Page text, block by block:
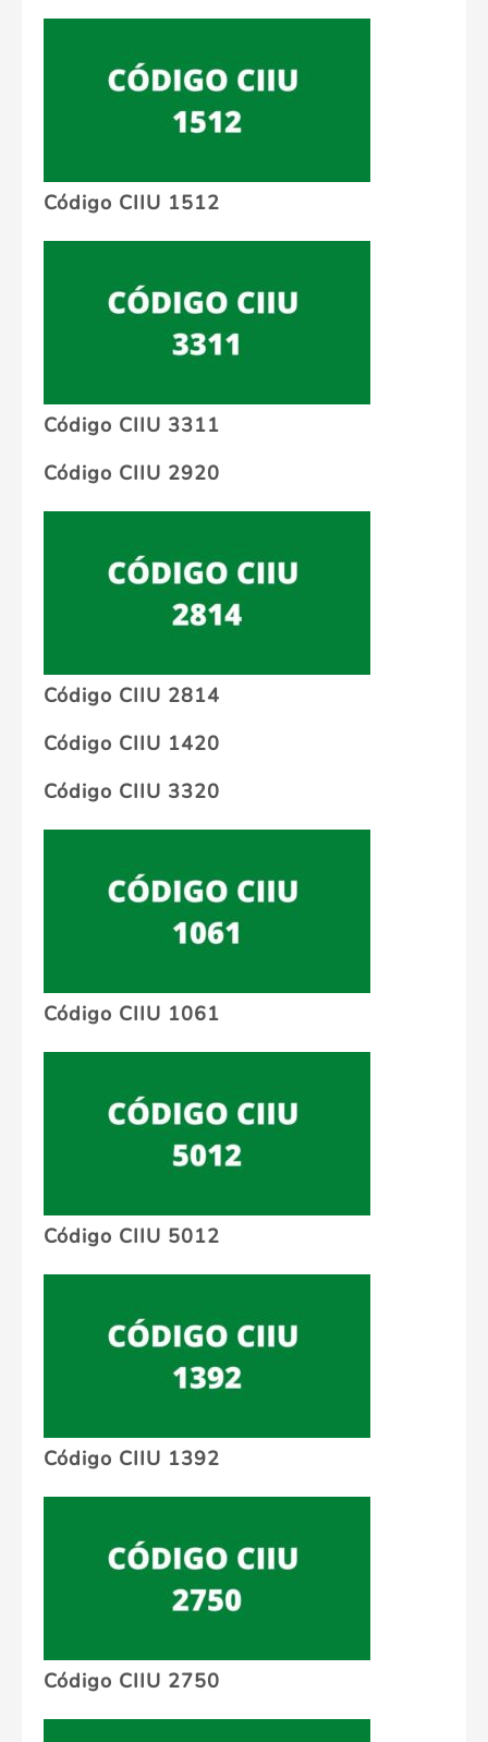
Código CIIU 1512
Código CIIU 3311
Código CIIU 2920
Código CIIU 2814
Código CIIU 1420
Código CIIU 3320
Código CIIU 1061
Código CIIU 5012
Código CIIU 1392
Código CIIU 2750